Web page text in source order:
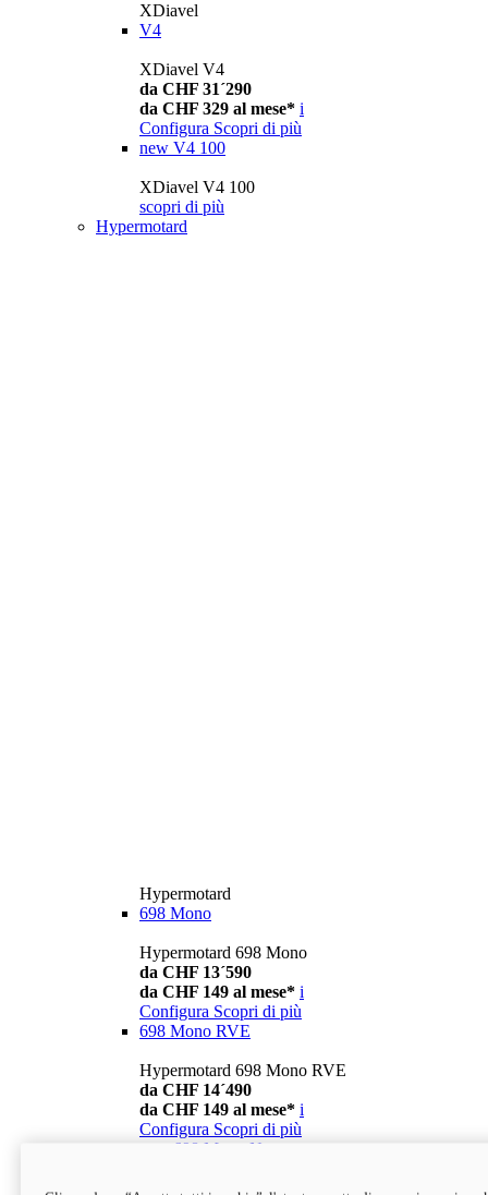
XDiavel
V4
XDiavel V4
da CHF 31´290
da CHF 329 al mese* i
Configura Scopri di più
new V4 100
XDiavel V4 100
scopri di più
Hypermotard
Hypermotard
698 Mono
Hypermotard 698 Mono
da CHF 13´590
da CHF 149 al mese* i
Configura Scopri di più
698 Mono RVE
Hypermotard 698 Mono RVE
da CHF 14´490
da CHF 149 al mese* i
Configura Scopri di più
698 Mono Nera
Hypermotard 698 Mono Nera